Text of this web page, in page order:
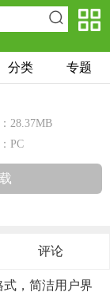
分类 专题
28.37MB
PC
评论
，简洁用户界